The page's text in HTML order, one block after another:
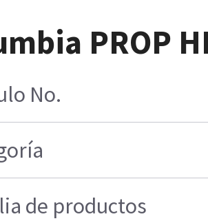
PROP
No.
de productos